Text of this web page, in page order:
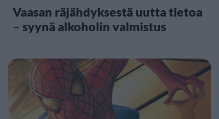
Vaasan räjähdyksestä uutta tietoa
– syynä alkoholin valmistus